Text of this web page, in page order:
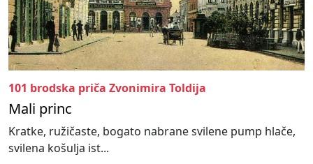
101 brodska priča Zvonimira Toldija
Mali princ
Kratke, ružičaste, bogato nabrane svilene pump hlače,
svilena košulja ist...